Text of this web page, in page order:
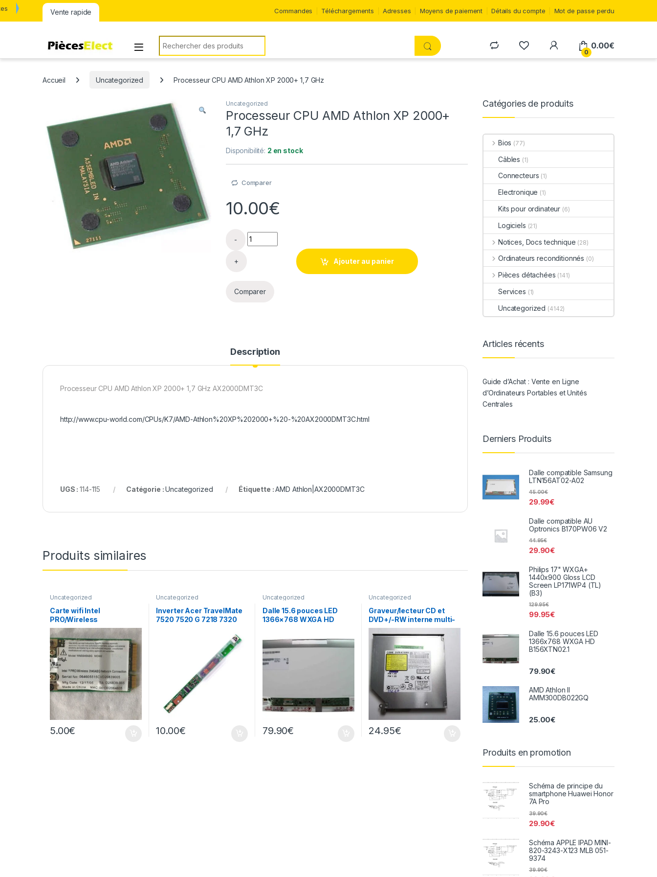
Vente rapide Commandes Téléchargements Adresses Moyens de paiement Détails du compte Mot de passe perdu
Rechercher:
0
0.00€
Accueil Uncategorized Processeur CPU AMD Athlon XP 2000+ 1,7 GHz
Uncategorized
Processeur CPU AMD Athlon XP 2000+
1,7 GHz
Disponibilité: 2 en stock
Comparer
10.00€
Processeur CPU AMD Athlon XP 2000+ 1,7 GHz quantité(s)
Ajouter au panier
Comparer
Description
Processeur CPU AMD Athlon XP 2000+ 1,7 GHz AX2000DMT3C
http://www.cpu-world.com/CPUs/K7/AMD-Athlon%20XP%202000+%20-%20AX2000DMT3C.html
UGS :114-115 Catégorie :Uncategorized Étiquette :AMD Athlon|AX2000DMT3C
Produits similaires
Uncategorized
Carte wifi Intel
PRO/Wireless
WM3945ABG MOW2
5.00€
Uncategorized
Inverter Acer TravelMate
7520 7520 G 7218 7320
10.00€
Uncategorized
Dalle 15.6 pouces LED
1366×768 WXGA HD
79.90€
Uncategorized
Graveur/lecteur CD et
DVD+/-RW interne multi-
recorder portable DVR-
K16RS
24.95€
Catégories de produits
Bios (77)
Câbles (1)
Connecteurs (1)
Electronique (1)
Kits pour ordinateur (6)
Logiciels (21)
Notices, Docs technique (28)
Ordinateurs reconditionnés (0)
Pièces détachées (141)
Services (1)
Uncategorized (4142)
Articles récents
Guide d’Achat : Vente en Ligne
d’Ordinateurs Portables et Unités
Centrales
Derniers Produits
Dalle compatible Samsung
LTN156AT02-A02
29.99€
45.00€
Dalle compatible AU
Optronics B170PW06 V2
29.90€
44.95€
Philips 17" WXGA+
1440x900 Gloss LCD
Screen LP171WP4 (TL)
(B3)
99.95€
129.95€
Dalle 15.6 pouces LED
1366x768 WXGA HD
B156XTN02.1
79.90€
AMD Athlon II
AMM300DB022GQ
25.00€
Produits en promotion
Schéma de principe du
smartphone Huawei Honor
7A Pro
29.90€
39.90€
Schéma APPLE IPAD MINI-
820-3243-X123 MLB 051-
9374
39.90€